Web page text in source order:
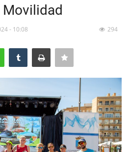
Movilidad
- 10:08 294